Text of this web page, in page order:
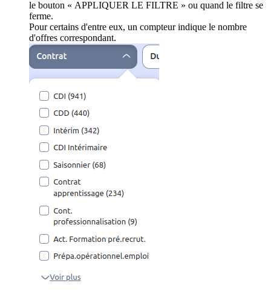
le bouton « APPLIQUER LE FILTRE » ou quand le filtre se
ferme.
Pour certains d'entre eux, un compteur indique le nombre
d'offres correspondant.